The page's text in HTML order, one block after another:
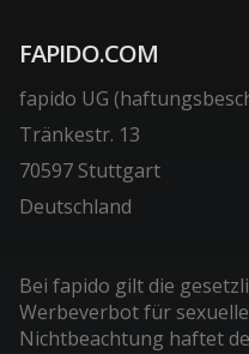
FAPIDO.COM
fapido UG
Tränkestr. 13
70597 Stuttgart
Deutschland
Bei fapido gilt die
Werbeverbot für
Nichtbeachtung haftet